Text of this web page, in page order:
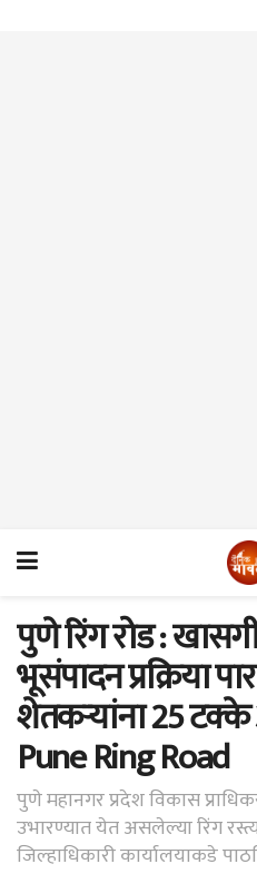
पुणे रिंग रोड :
भूसंपादन प्रक्रिया
शेतकऱ्यांना 25 टक्के
Pune Ring Road
पुणे महानगर प्रदेश विकास
उभारण्यात येत असलेल्या रिंग
जिल्हाधिकारी कार्यालयाकडे